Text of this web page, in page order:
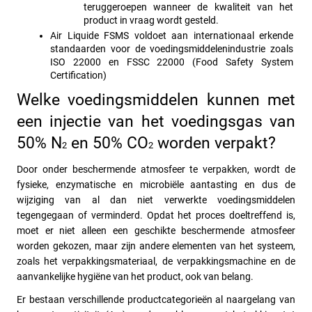
teruggeroepen wanneer de kwaliteit van het
product in vraag wordt gesteld.
Air Liquide FSMS voldoet aan internationaal erkende
standaarden voor de voedingsmiddelenindustrie zoals
ISO 22000 en FSSC 22000 (Food Safety System
Certification)
Welke voedingsmiddelen kunnen met
een injectie van het voedingsgas van
50% N2 en 50% CO2 worden verpakt?
Door onder beschermende atmosfeer te verpakken, wordt de
fysieke, enzymatische en microbiële aantasting en dus de
wijziging van al dan niet verwerkte voedingsmiddelen
tegengegaan of verminderd. Opdat het proces doeltreffend is,
moet er niet alleen een geschikte beschermende atmosfeer
worden gekozen, maar zijn andere elementen van het systeem,
zoals het verpakkingsmateriaal, de verpakkingsmachine en de
aanvankelijke hygiëne van het product, ook van belang.
Er bestaan verschillende productcategorieën al naargelang van